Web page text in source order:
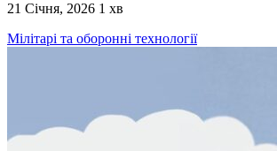
21 Січня, 2026 1 хв
Мілітарі та оборонні технології